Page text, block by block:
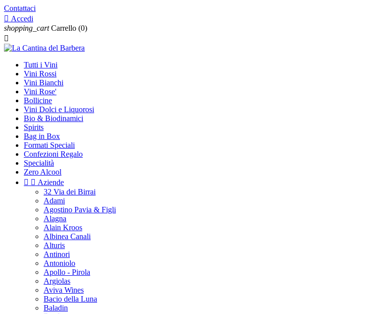
Contattaci
 Accedi
shopping_cart Carrello (0)

Tutti i Vini
Vini Rossi
Vini Bianchi
Vini Rose'
Bollicine
Vini Dolci e Liquorosi
Bio & Biodinamici
Spirits
Bag in Box
Formati Speciali
Confezioni Regalo
Specialità
Zero Alcool
  Aziende
32 Via dei Birrai
Adami
Agostino Pavia & Figli
Alagna
Alain Kroos
Albinea Canali
Alturis
Antinori
Antoniolo
Apollo - Pirola
Argiolas
Aviva Wines
Bacio della Luna
Baladin